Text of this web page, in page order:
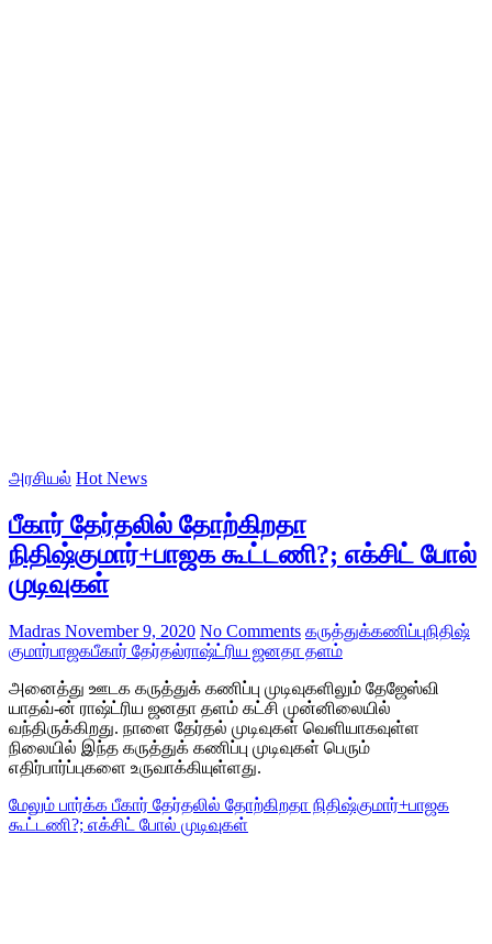
அரசியல் Hot News
பீகார் தேர்தலில் தோற்கிறதா
நிதிஷ்குமார்+பாஜக கூட்டணி?; எக்சிட் போல்
முடிவுகள்
Madras November 9, 2020 No Comments கருத்துக்கணிப்புநிதிஷ்
குமார்பாஜகபீகார் தேர்தல்ராஷ்ட்ரிய ஜனதா தளம்
அனைத்து ஊடக கருத்துக் கணிப்பு முடிவுகளிலும் தேஜேஸ்வி
யாதவ்-ன் ராஷ்ட்ரிய ஜனதா தளம் கட்சி முன்னிலையில்
வந்திருக்கிறது. நாளை தேர்தல் முடிவுகள் வெளியாகவுள்ள
நிலையில் இந்த கருத்துக் கணிப்பு முடிவுகள் பெரும்
எதிர்பார்ப்புகளை உருவாக்கியுள்ளது.
மேலும் பார்க்க பீகார் தேர்தலில் தோற்கிறதா நிதிஷ்குமார்+பாஜக
கூட்டணி?; எக்சிட் போல் முடிவுகள்